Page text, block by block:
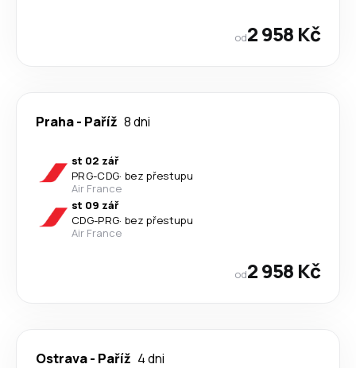
od2 958 Kč
Praha- Paříž 8 dni
st 02 zář
PRG-CDG· bez přestupu
Air France
st 09 zář
CDG-PRG· bez přestupu
Air France
od2 958 Kč
Ostrava- Paříž 4 dni